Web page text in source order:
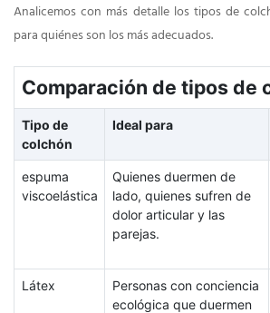
Analicemos con más detalle los tipos de
para quiénes son los más adecuados.
Comparación de tipos de
Tipo de
colchón
Ideal para
espuma
viscoelástica
Quienes duermen de
lado, quienes sufren de
dolor articular y las
parejas.
Látex
Personas con conciencia
ecológica que duermen